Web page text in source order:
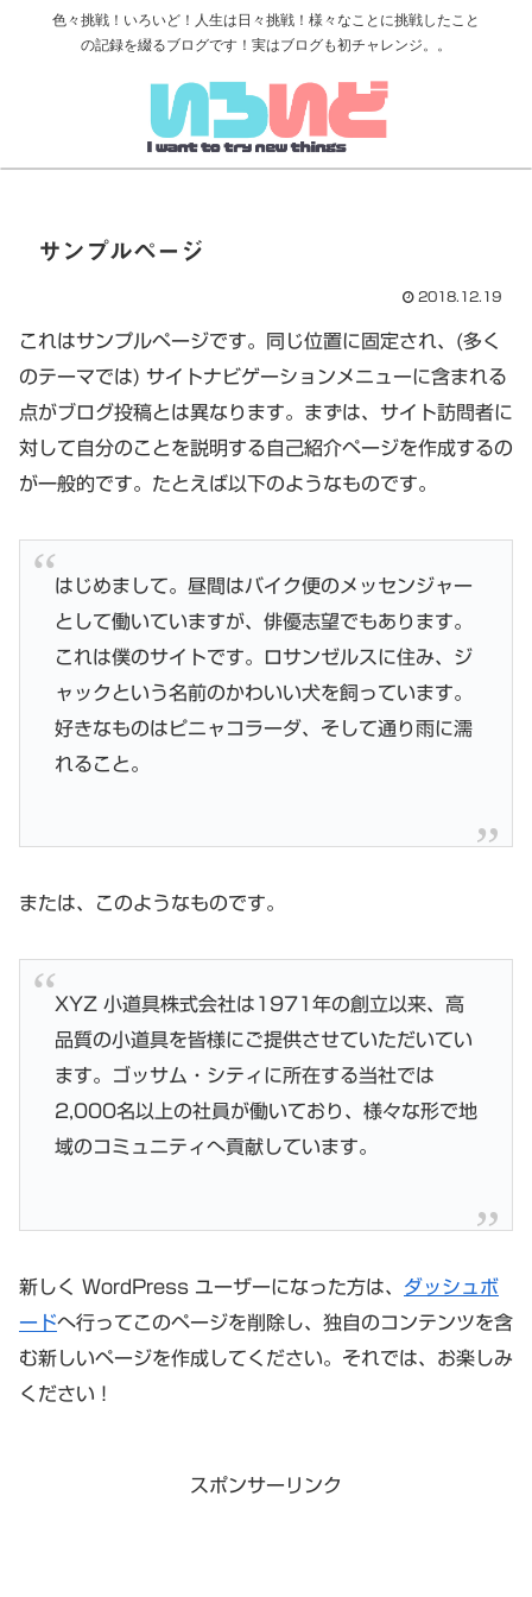
色々挑戦！いろいど！人生は日々挑戦！様々なことに挑戦したこと
の記録を綴るブログです！実はブログも初チャレンジ。。
サンプルページ
2018.12.19
これはサンプルページです。同じ位置に固定され、(多く
のテーマでは) サイトナビゲーションメニューに含まれる
点がブログ投稿とは異なります。まずは、サイト訪問者に
対して自分のことを説明する自己紹介ページを作成するの
が一般的です。たとえば以下のようなものです。
はじめまして。昼間はバイク便のメッセンジャー
として働いていますが、俳優志望でもあります。
これは僕のサイトです。ロサンゼルスに住み、ジ
ャックという名前のかわいい犬を飼っています。
好きなものはピニャコラーダ、そして通り雨に濡
れること。
または、このようなものです。
XYZ 小道具株式会社は1971年の創立以来、高
品質の小道具を皆様にご提供させていただいてい
ます。ゴッサム・シティに所在する当社では
2,000名以上の社員が働いており、様々な形で地
域のコミュニティへ貢献しています。
新しく WordPress ユーザーになった方は、 ダッシュボ
ードへ行ってこのページを削除し、独自のコンテンツを含
む新しいページを作成してください。それでは、お楽しみ
ください !
スポンサーリンク